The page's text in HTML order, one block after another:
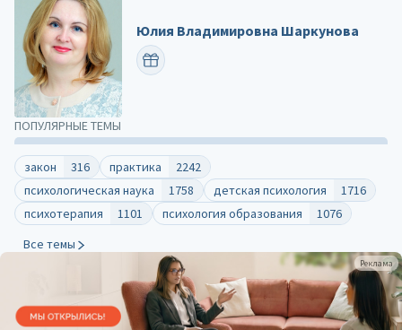
Реклама
ПОПУЛЯРНЫЕ ТЕМЫ
закон 316 практика
2242
психологическая наука
1758 детская психология
1716
психотерапия
1101 психология образования
1076
Все темы
Юлия Владимировна Шаркунова
ПОЗДРАВИТЬ